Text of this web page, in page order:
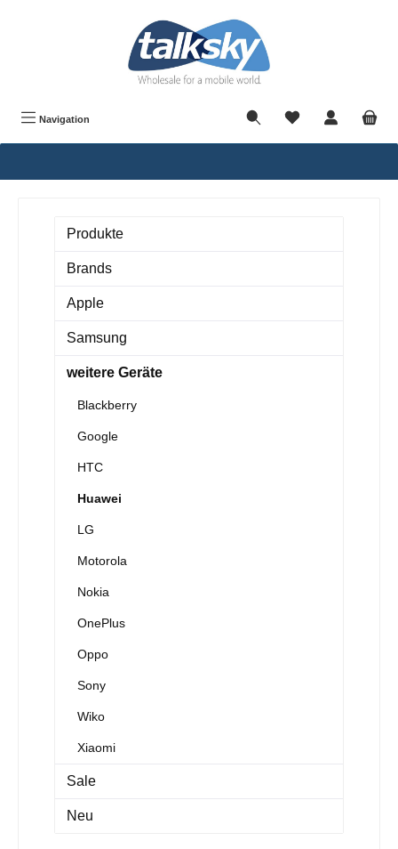
Navigation
Produkte
Brands
Apple
Samsung
weitere Geräte
Blackberry
Google
HTC
Huawei
LG
Motorola
Nokia
OnePlus
Oppo
Sony
Wiko
Xiaomi
Sale
Neu